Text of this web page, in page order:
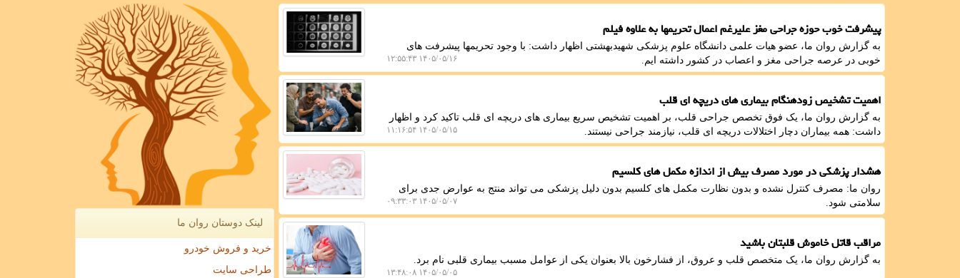
پیشرفت خوب حوزه جراحی مغز علیرغم اعمال تحریمها به علاوه فیلم
به گزارش روان ما، عضو هیات علمی دانشگاه علوم پزشکی شهیدبهشتی اظهار داشت: با وجود تحریمها پیشرفت های
خوبی در عرصه جراحی مغز و اعصاب در کشور داشته ایم.
۱۴۰۵/۰۵/۱۶ ۱۲:۵۵:۴۳
اهمیت تشخیص زودهنگام بیماری های دریچه ای قلب
به گزارش روان ما، یک فوق تخصص جراحی قلب، بر اهمیت تشخیص سریع بیماری های دریچه ای قلب تاکید کرد و اظهار
داشت: همه بیماران دچار اختلالات دریچه ای قلب، نیازمند جراحی نیستند.
۱۴۰۵/۰۵/۱۵ ۱۱:۱۶:۵۴
هشدار پزشکی در مورد مصرف بیش از اندازه مکمل های کلسیم
روان ما: مصرف کنترل نشده و بدون نظارت مکمل های کلسیم بدون دلیل پزشکی می تواند منتج به عوارض جدی برای
سلامتی شود.
۱۴۰۵/۰۵/۰۷ ۰۹:۳۳:۰۳
مراقب قاتل خاموش قلبتان باشید
به گزارش روان ما، یک متخصص قلب و عروق، از فشارخون بالا بعنوان یکی از عوامل مسبب بیماری قلبی نام برد.
۱۴۰۵/۰۵/۰۵ ۱۳:۴۸:۰۸
لینک دوستان روان ما
خرید و فروش خودرو
طراحی سایت